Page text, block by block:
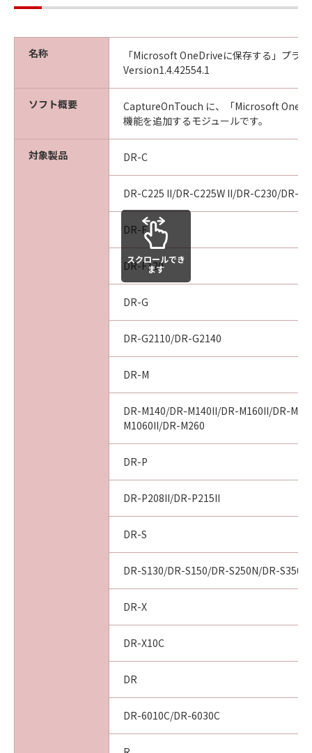
名称
「Microsoft OneDriveに保存する」プラ
Version1.4.42554.1
ソフト概要
CaptureOnTouch に、「Microsoft
機能を追加するモジュールです。
対象製品 DR-C
DR-C225 II/DR-C225W II/DR-C230/DR-
DR-F
DR-F120
DR-G
DR-G2110/DR-G2140
DR-M
DR-M140/DR-M140II/DR-M160II/DR-
M1060II/DR-M260
DR-P
DR-P208II/DR-P215II
DR-S
DR-S130/DR-S150/DR-S250N/DR-
DR-X
DR-X10C
DR
DR-6010C/DR-6030C
スクロールでき
ます